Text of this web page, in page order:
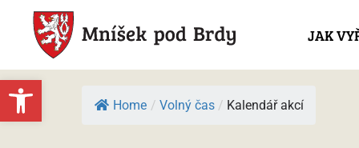
Open toolbar
JAK
Home / Volný čas / Kalendář akcí